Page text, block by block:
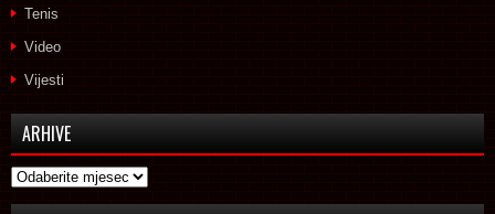
Tenis
Video
Vijesti
ARHIVE
Arhive